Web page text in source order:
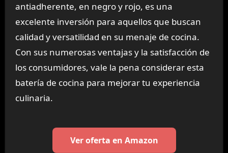
antiadherente, en negro y rojo, es una
excelente inversión para aquellos que buscan
calidad y versatilidad en su menaje de cocina.
Con sus numerosas ventajas y la satisfacción de
los consumidores, vale la pena considerar esta
batería de cocina para mejorar tu experiencia
culinaria.
Ver oferta en Amazon